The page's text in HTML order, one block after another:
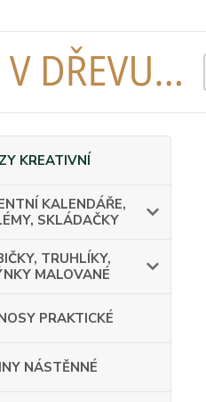
KREATIVNÍ
KALENDÁŘE,
SKLÁDAČKY
TRUHLÍKY,
MALOVANÉ
PRAKTICKÉ
NÁSTĚNNÉ